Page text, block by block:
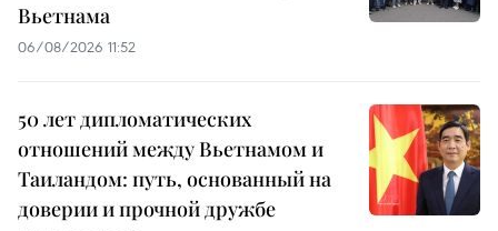
Вьетнама
06/08/2026 11:52
50 лет дипломатических
отношений между Вьетнамом и
Таиландом: путь, основанный на
доверии и прочной дружбе